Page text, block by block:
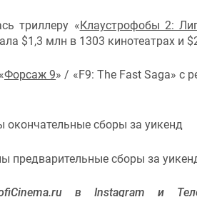
триллеру «Клаустрофобы 2:
$1,3 млн в 1303 кинотеатрах и
Форсаж 9» / «F9: The Fast Saga» с
окончательные сборы за уикенд
предварительные сборы за
в Instagram и